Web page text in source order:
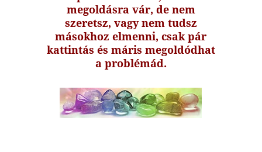
megoldásra vár, de nem
szeretsz, vagy nem tudsz
másokhoz elmenni, csak pár
kattintás és máris megoldódhat
a problémád.